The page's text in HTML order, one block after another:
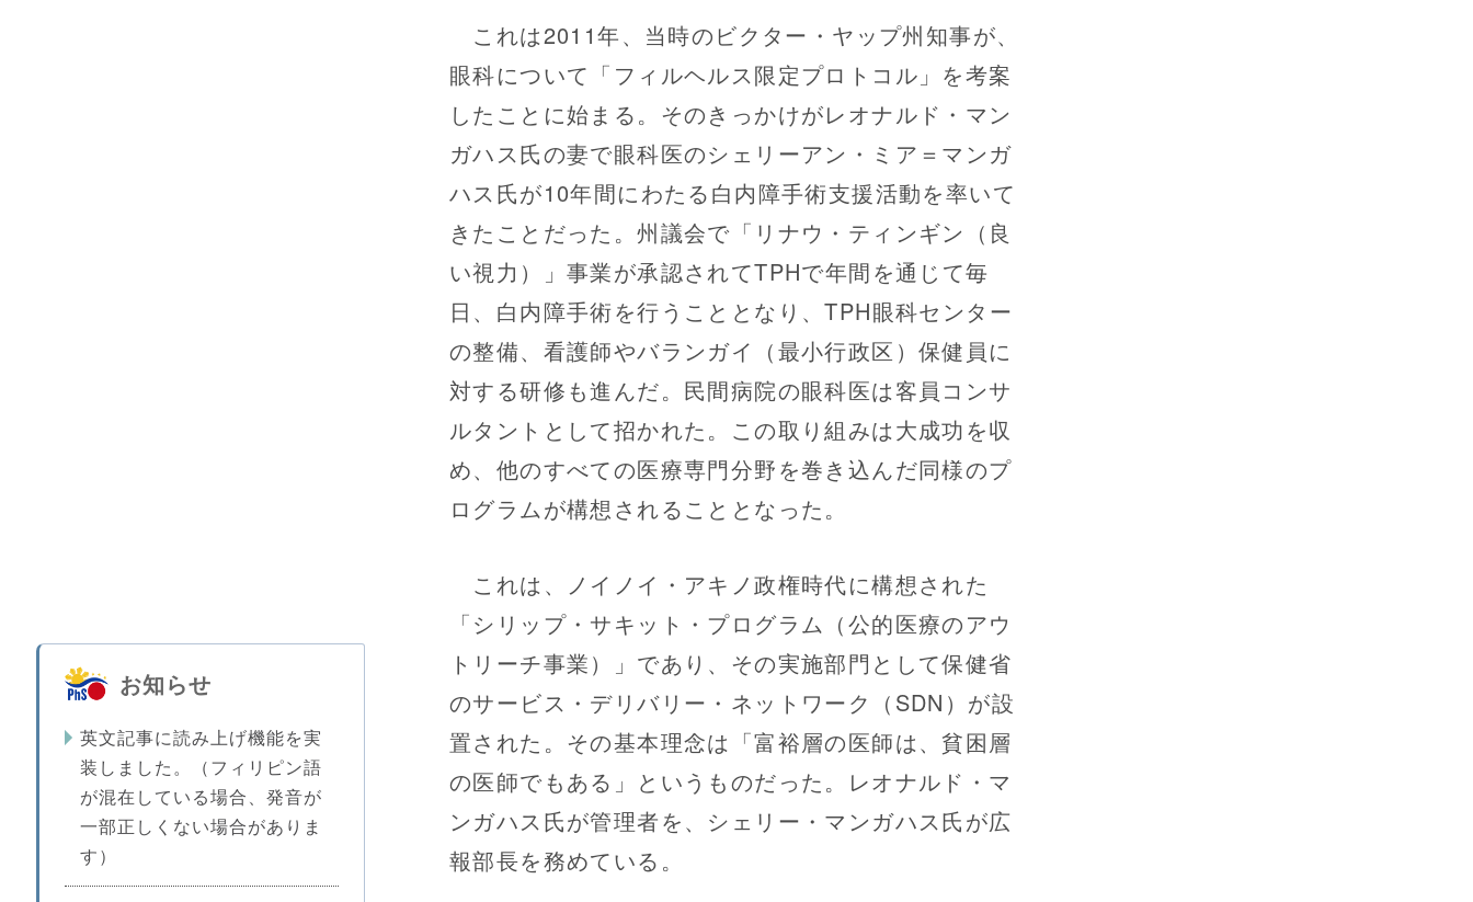
お知らせ
英文記事に読み上げ機能を実
装しました。（フィリピン語
が混在している場合、発音が
一部正しくない場合がありま
す）
これは2011年、当時のビクター・ヤップ州知事が、
眼科について「フィルヘルス限定プロトコル」を考案
したことに始まる。そのきっかけがレオナルド・マン
ガハス氏の妻で眼科医のシェリーアン・ミア＝マンガ
ハス氏が10年間にわたる白内障手術支援活動を率いて
きたことだった。州議会で「リナウ・ティンギン（良
い視力）」事業が承認されてTPHで年間を通じて毎
日、白内障手術を行うこととなり、TPH眼科センター
の整備、看護師やバランガイ（最小行政区）保健員に
対する研修も進んだ。民間病院の眼科医は客員コンサ
ルタントとして招かれた。この取り組みは大成功を収
め、他のすべての医療専門分野を巻き込んだ同様のプ
ログラムが構想されることとなった。
これは、ノイノイ・アキノ政権時代に構想された
「シリップ・サキット・プログラム（公的医療のアウ
トリーチ事業）」であり、その実施部門として保健省
のサービス・デリバリー・ネットワーク（SDN）が設
置された。その基本理念は「富裕層の医師は、貧困層
の医師でもある」というものだった。レオナルド・マ
ンガハス氏が管理者を、シェリー・マンガハス氏が広
報部長を務めている。